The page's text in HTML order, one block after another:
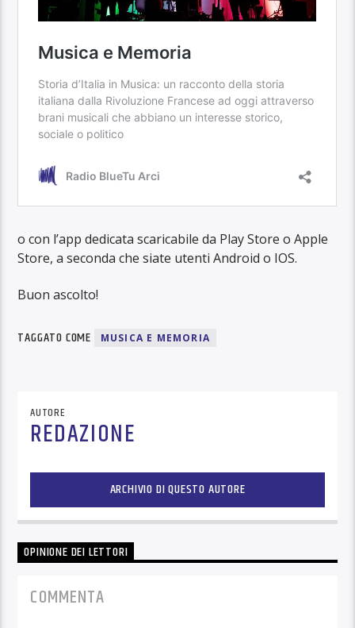
o con l’app dedicata scaricabile da Play Store o Apple
Store, a seconda che siate utenti Android o IOS.
Buon ascolto!
TAGGATO COME MUSICA E MEMORIA
AUTORE
REDAZIONE
ARCHIVIO DI QUESTO AUTORE
OPINIONE DEI LETTORI
COMMENTA